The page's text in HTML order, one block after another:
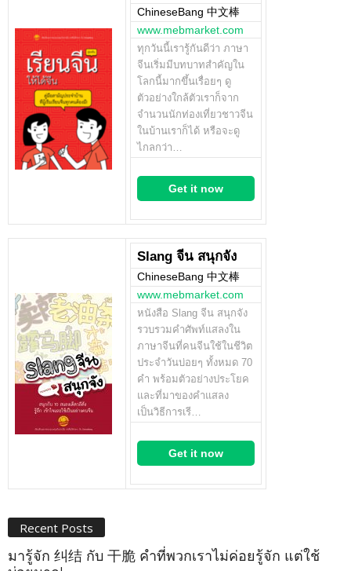
ChineseBang 中文棒
www.mebmarket.com
ทุกวันนี้เรารู้กันดีว่า ภาษา
จีนเริ่มมีบทบาทสำคัญใน
โลกนี้มากขึ้นเรื่อยๆ ดู
ตัวอย่างใกล้ตัวเราก็จาก
จำนวนนักท่องเที่ยวชาวจีน
ในบ้านเราก็ได้ หรือจะดู
ไกลกว่า…
Get it now
Slang จีน สนุกจัง
ChineseBang 中文棒
www.mebmarket.com
หนังสือ Slang จีน สนุกจัง
รวบรวมคำศัพท์แสลงใน
ภาษาจีนที่คนจีนใช้ในชีวิต
ประจำวันบ่อยๆ ทั้งหมด 70
คำ พร้อมตัวอย่างประโยค
และที่มาของคำแสลง
เป็นวิธีการเรี…
Get it now
Recent Posts
มารู้จัก 纠结 กับ 干脆 คำที่พวกเราไม่ค่อยรู้จัก แต่ใช้